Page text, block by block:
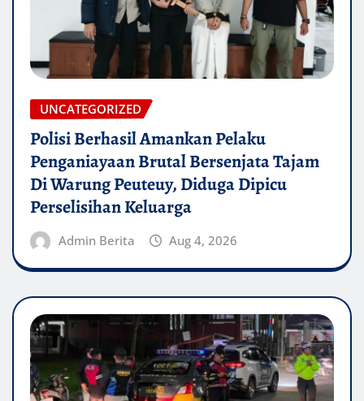
UNCATEGORIZED
Polisi Berhasil Amankan Pelaku
Penganiayaan Brutal Bersenjata Tajam
Di Warung Peuteuy, Diduga Dipicu
Perselisihan Keluarga
Admin Berita Aug 4, 2026